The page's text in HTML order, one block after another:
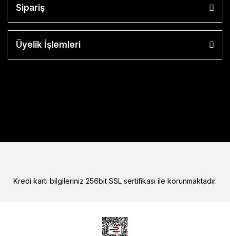
Sipariş
Üyelik İşlemleri
Kredi kartı bilgileriniz 256bit SSL sertifikası ile korunmaktadır.